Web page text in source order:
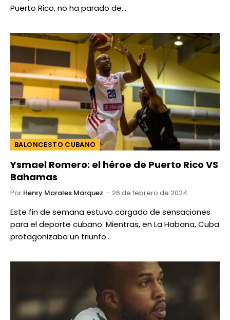
Puerto Rico, no ha parado de…
BALONCESTO CUBANO
Ysmael Romero: el héroe de Puerto Rico VS
Bahamas
Por Henry Morales Marquez 26 de febrero de 2024
Este fin de semana estuvo cargado de sensaciones
para el deporte cubano. Mientras, en La Habana, Cuba
protagonizaba un triunfo…